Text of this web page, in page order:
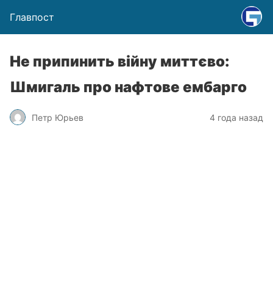
Главпост
Не припинить війну миттєво:
Шмигаль про нафтове ембарго
Петр Юрьев 4 года назад